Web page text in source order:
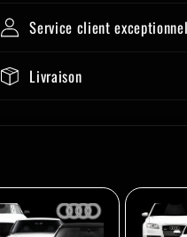
Service client exceptionnel
Livraison